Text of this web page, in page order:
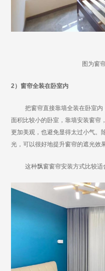
图为窗
2） 窗帘全装在卧室内
把窗帘直接靠墙全装在卧室
面积比较小的卧室，靠墙安装窗帘
更加美观，也避免显得太过小气。
光，可以很好地提升窗帘的遮光效果
这种飘窗窗帘安装方式比较适